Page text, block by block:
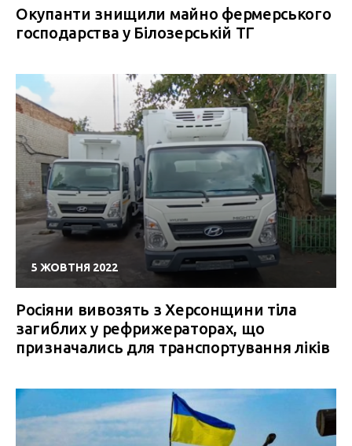
Окупанти знищили майно фермерського
господарства у Білозерській ТГ
5 ЖОВТНЯ 2022
Росіяни вивозять з Херсонщини тіла
загиблих у рефрижераторах, що
призначались для транспортування ліків